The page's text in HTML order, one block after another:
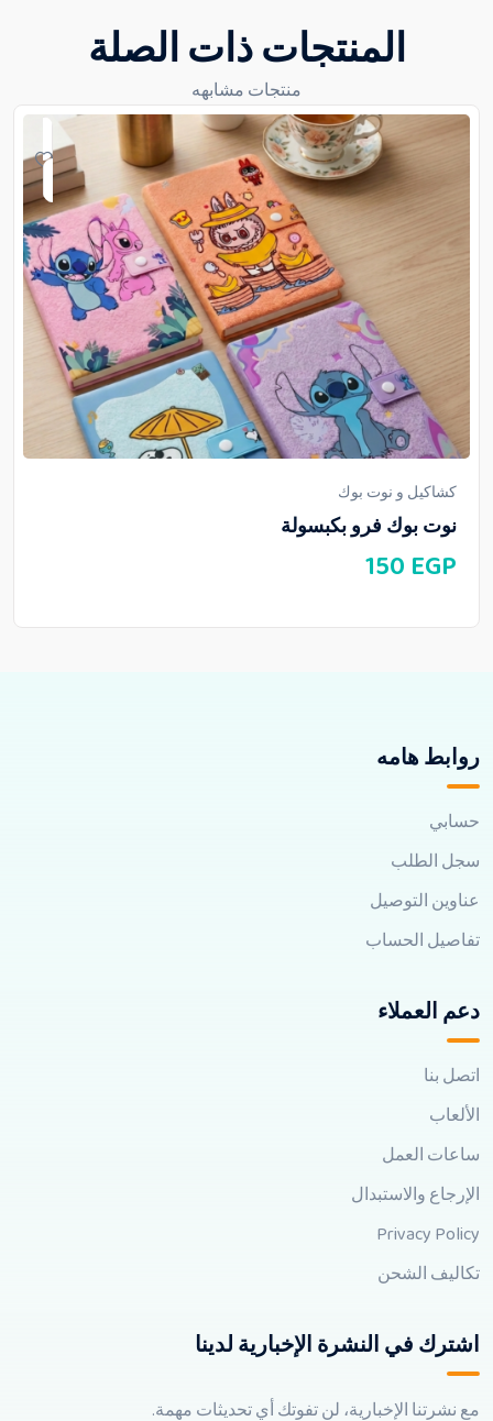
المنتجات ذات الصلة
منتجات مشابهه
كشاكيل و نوت بوك
نوت بوك فرو بكبسولة
150 EGP
روابط هامه
حسابي
سجل الطلب
عناوين التوصيل
تفاصيل الحساب
دعم العملاء
اتصل بنا
الألعاب
ساعات العمل
الإرجاع والاستبدال
Privacy Policy
تكاليف الشحن
اشترك في النشرة الإخبارية لدينا
مع نشرتنا الإخبارية، لن تفوتك أي تحديثات مهمة.